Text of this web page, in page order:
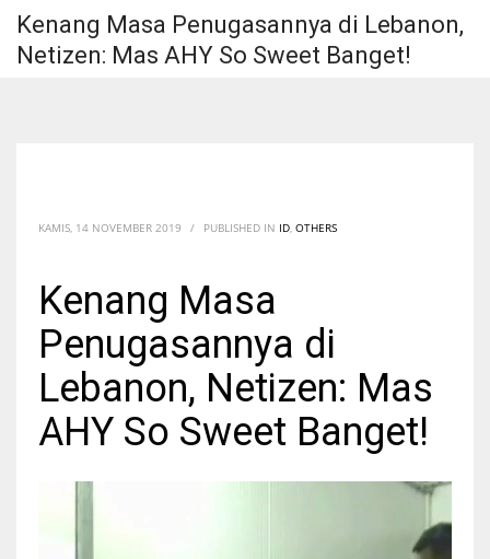
Kenang Masa Penugasannya di Lebanon,
Netizen: Mas AHY So Sweet Banget!
KAMIS, 14 NOVEMBER 2019 / PUBLISHED IN ID OTHERS
Kenang Masa
Penugasannya di
Lebanon, Netizen: Mas
AHY So Sweet Banget!